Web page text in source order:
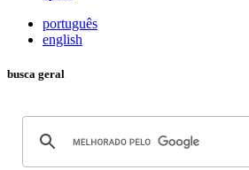
português
english
busca geral